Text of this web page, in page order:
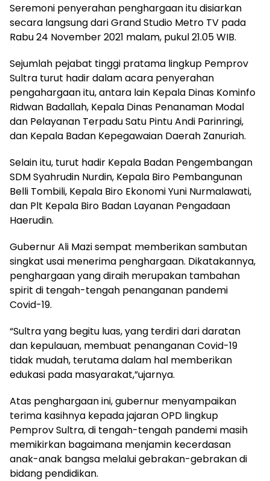
Seremoni penyerahan penghargaan itu disiarkan
secara langsung dari Grand Studio Metro TV pada
Rabu 24 November 2021 malam, pukul 21.05 WIB.
Sejumlah pejabat tinggi pratama lingkup Pemprov
Sultra turut hadir dalam acara penyerahan
pengahargaan itu, antara lain Kepala Dinas Kominfo
Ridwan Badallah, Kepala Dinas Penanaman Modal
dan Pelayanan Terpadu Satu Pintu Andi Parinringi,
dan Kepala Badan Kepegawaian Daerah Zanuriah.
Selain itu, turut hadir Kepala Badan Pengembangan
SDM Syahrudin Nurdin, Kepala Biro Pembangunan
Belli Tombili, Kepala Biro Ekonomi Yuni Nurmalawati,
dan Plt Kepala Biro Badan Layanan Pengadaan
Haerudin.
Gubernur Ali Mazi sempat memberikan sambutan
singkat usai menerima penghargaan. Dikatakannya,
penghargaan yang diraih merupakan tambahan
spirit di tengah-tengah penanganan pandemi
Covid-19.
“Sultra yang begitu luas, yang terdiri dari daratan
dan kepulauan, membuat penanganan Covid-19
tidak mudah, terutama dalam hal memberikan
edukasi pada masyarakat,”ujarnya.
Atas penghargaan ini, gubernur menyampaikan
terima kasihnya kepada jajaran OPD lingkup
Pemprov Sultra, di tengah-tengah pandemi masih
memikirkan bagaimana menjamin kecerdasan
anak-anak bangsa melalui gebrakan-gebrakan di
bidang pendidikan.